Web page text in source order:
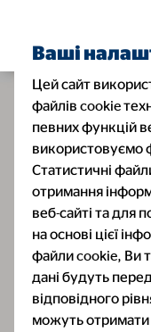
Ваші
Цей сайт
файлів cookie
певних функцій
використовуємо
Статистичні
отримання
веб-сайті та для
на основі цієї
файли cookie, Ви
дані будуть
відповідного
можуть